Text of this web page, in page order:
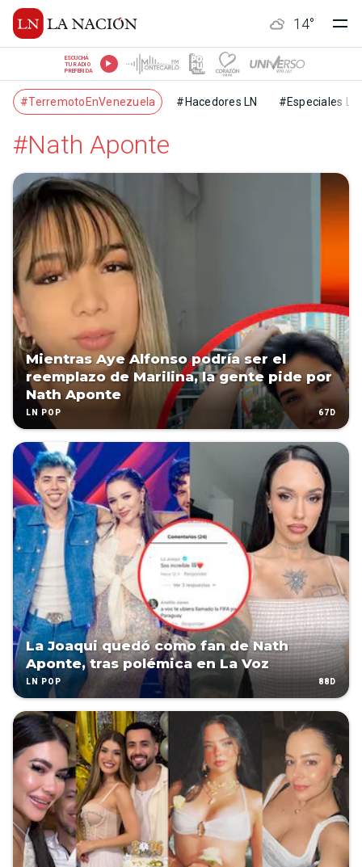
14°
ESCUCHÁ
TU RADIO
PREFERIDA
#TerremotoEnVenezuela #Hacedores LN #Especiales LN
#Nath Aponte
Mientras Aye Alfonso podría ser el
reemplazo de Marilina, la gente pide por
Nath Aponte
LN POP 67D
La Joaqui quedó como fan de Nath
Aponte, tras polémica en La Voz
LN POP 88D